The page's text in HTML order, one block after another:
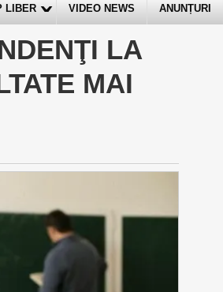
LIBER VIDEO NEWS ANUNȚURI
LA
MAI